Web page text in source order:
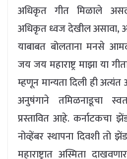
अधिकृत गीत मिळाले
अधिकृत ध्वज देखील असावा,
याबाबत बोलताना मनसे
जय जय महाराष्ट्र माझा या
म्हणून मान्यता दिली ही अत्यंत
अनुषंगाने तमिळनाडूचा
प्रस्तावित आहे. कर्नाटकचा
नोव्हेंबर स्थापना दिवशी तो
महाराष्ट्रात अस्मिता